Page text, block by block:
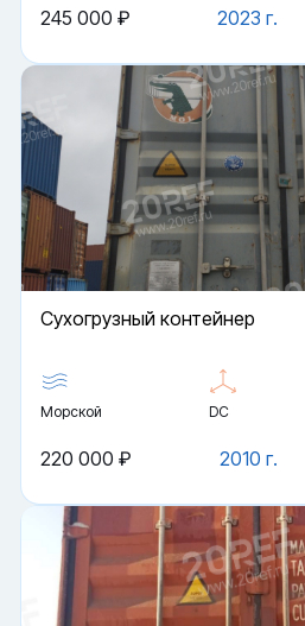
2023 г.
245 000 ₽
Cухогрузный контейнер
Морской DC
2010 г.
220 000 ₽